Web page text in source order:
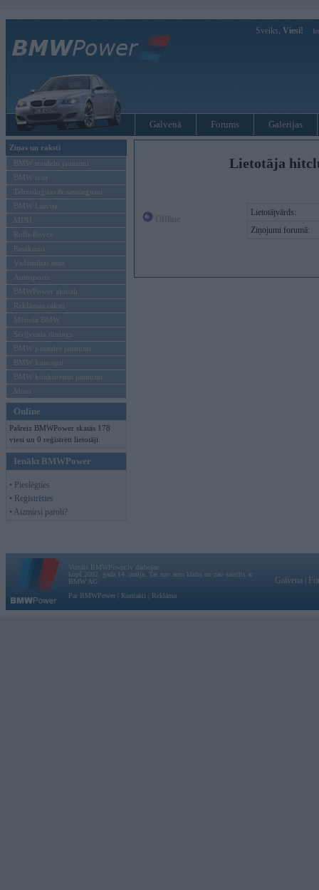
Sveiks, Viesi!
Galvenā Forums Galerijas
Ziņas un raksti
BMW modeļu jaunumi
BMW testi
Tehnoloģijas & sasniegumi
BMW Latvijā
MINI
Rolls-Royce
Pasākumi
Vadāmības tests
Autosports
BMWPower aktuāli
Reklāmas raksti
Mēneša BMW
Sērijveida tūnings
BMW pasaules jaunumi
BMW koncepti
BMW konkurentu jaunumi
Moto
Online
Pašreiz BMWPower skatās 178
viesi un 0 reģistrēti lietotāji.
Ienākt BMWPower
• Pieslēgties
• Reģistrēties
• Aizmirsi paroli?
Lietotāja
Lietotājvārds:
Ziņojumi forumā:
Vortāls BMWPower.lv darbojas
kopš 2002. gada 14. maija. Tas nav auto klubs un nav saistīts ar
BMW AG.
Par BMWPower
Kontakti Reklāma
Galvena